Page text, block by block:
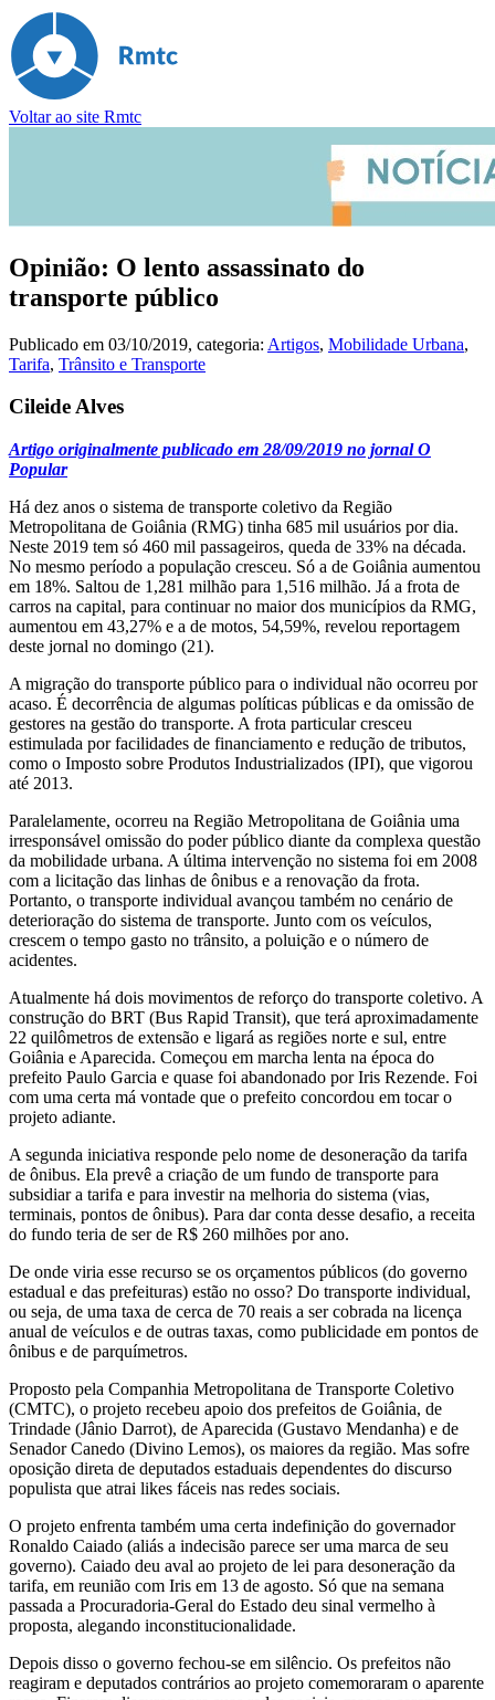
Voltar ao site Rmtc
Opinião: O lento assassinato do
transporte público
Publicado em 03/10/2019, categoria: Artigos, Mobilidade Urbana,
Tarifa, Trânsito e Transporte
Cileide Alves
Artigo originalmente publicado em 28/09/2019 no jornal O
Popular
Há dez anos o sistema de transporte coletivo da Região
Metropolitana de Goiânia (RMG) tinha 685 mil usuários por dia.
Neste 2019 tem só 460 mil passageiros, queda de 33% na década.
No mesmo período a população cresceu. Só a de Goiânia aumentou
em 18%. Saltou de 1,281 milhão para 1,516 milhão. Já a frota de
carros na capital, para continuar no maior dos municípios da RMG,
aumentou em 43,27% e a de motos, 54,59%, revelou reportagem
deste jornal no domingo (21).
A migração do transporte público para o individual não ocorreu por
acaso. É decorrência de algumas políticas públicas e da omissão de
gestores na gestão do transporte. A frota particular cresceu
estimulada por facilidades de financiamento e redução de tributos,
como o Imposto sobre Produtos Industrializados (IPI), que vigorou
até 2013.
Paralelamente, ocorreu na Região Metropolitana de Goiânia uma
irresponsável omissão do poder público diante da complexa questão
da mobilidade urbana. A última intervenção no sistema foi em 2008
com a licitação das linhas de ônibus e a renovação da frota.
Portanto, o transporte individual avançou também no cenário de
deterioração do sistema de transporte. Junto com os veículos,
crescem o tempo gasto no trânsito, a poluição e o número de
acidentes.
Atualmente há dois movimentos de reforço do transporte coletivo. A
construção do BRT (Bus Rapid Transit), que terá aproximadamente
22 quilômetros de extensão e ligará as regiões norte e sul, entre
Goiânia e Aparecida. Começou em marcha lenta na época do
prefeito Paulo Garcia e quase foi abandonado por Iris Rezende. Foi
com uma certa má vontade que o prefeito concordou em tocar o
projeto adiante.
A segunda iniciativa responde pelo nome de desoneração da tarifa
de ônibus. Ela prevê a criação de um fundo de transporte para
subsidiar a tarifa e para investir na melhoria do sistema (vias,
terminais, pontos de ônibus). Para dar conta desse desafio, a receita
do fundo teria de ser de R$ 260 milhões por ano.
De onde viria esse recurso se os orçamentos públicos (do governo
estadual e das prefeituras) estão no osso? Do transporte individual,
ou seja, de uma taxa de cerca de 70 reais a ser cobrada na licença
anual de veículos e de outras taxas, como publicidade em pontos de
ônibus e de parquímetros.
Proposto pela Companhia Metropolitana de Transporte Coletivo
(CMTC), o projeto recebeu apoio dos prefeitos de Goiânia, de
Trindade (Jânio Darrot), de Aparecida (Gustavo Mendanha) e de
Senador Canedo (Divino Lemos), os maiores da região. Mas sofre
oposição direta de deputados estaduais dependentes do discurso
populista que atrai likes fáceis nas redes sociais.
O projeto enfrenta também uma certa indefinição do governador
Ronaldo Caiado (aliás a indecisão parece ser uma marca de seu
governo). Caiado deu aval ao projeto de lei para desoneração da
tarifa, em reunião com Iris em 13 de agosto. Só que na semana
passada a Procuradoria-Geral do Estado deu sinal vermelho à
proposta, alegando inconstitucionalidade.
Depois disso o governo fechou-se em silêncio. Os prefeitos não
reagiram e deputados contrários ao projeto comemoraram o aparente